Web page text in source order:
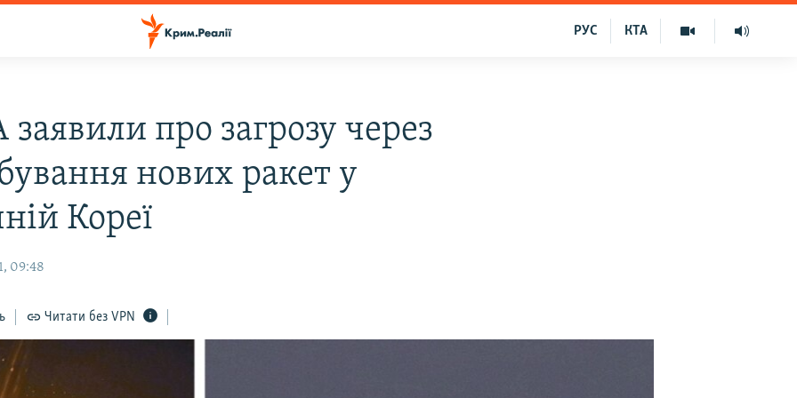
КТА
РУС
про загрозу через
нових ракет у
Кореї
09:48
Читати без VPN